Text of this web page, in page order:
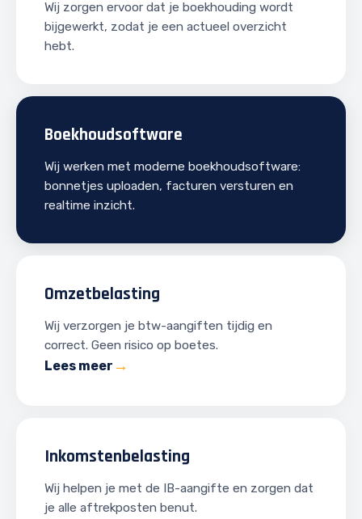
Wij zorgen ervoor dat je boekhouding wordt
bijgewerkt, zodat je een actueel overzicht
hebt.
Boekhoudsoftware
Wij werken met moderne boekhoudsoftware:
bonnetjes uploaden, facturen versturen en
realtime inzicht.
Omzetbelasting
Wij verzorgen je btw-aangiften tijdig en
correct. Geen risico op boetes.
Lees meer
Inkomstenbelasting
Wij helpen je met de IB-aangifte en zorgen dat
je alle aftrekposten benut.